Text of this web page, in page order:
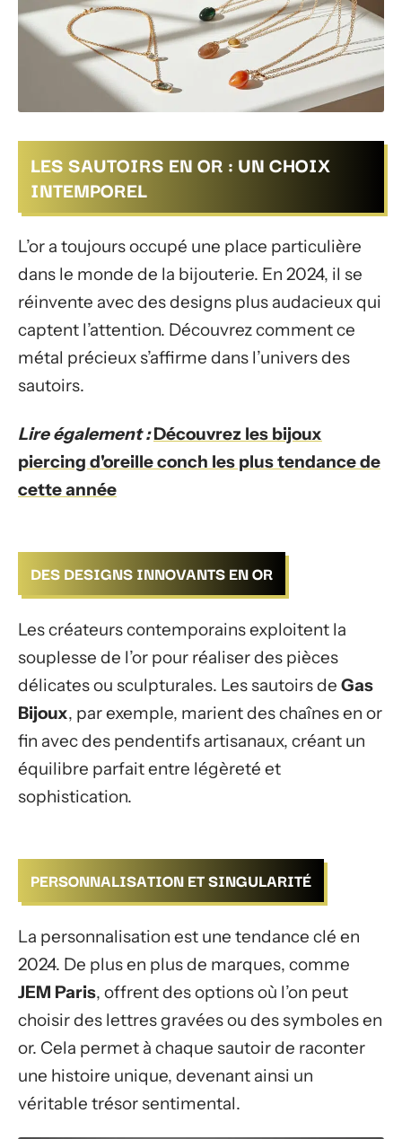
LES SAUTOIRS EN OR : UN CHOIX
INTEMPOREL
L’or a toujours occupé une place particulière
dans le monde de la bijouterie. En 2024, il se
réinvente avec des designs plus audacieux qui
captent l’attention. Découvrez comment ce
métal précieux s’affirme dans l’univers des
sautoirs.
Lire également : Découvrez les bijoux
piercing d'oreille conch les plus tendance de
cette année
DES DESIGNS INNOVANTS EN OR
Les créateurs contemporains exploitent la
souplesse de l’or pour réaliser des pièces
délicates ou sculpturales. Les sautoirs de Gas
Bijoux, par exemple, marient des chaînes en or
fin avec des pendentifs artisanaux, créant un
équilibre parfait entre légèreté et
sophistication.
PERSONNALISATION ET SINGULARITÉ
La personnalisation est une tendance clé en
2024. De plus en plus de marques, comme
JEM Paris, offrent des options où l’on peut
choisir des lettres gravées ou des symboles en
or. Cela permet à chaque sautoir de raconter
une histoire unique, devenant ainsi un
véritable trésor sentimental.